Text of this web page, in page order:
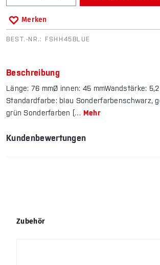
Merken
BEST.-NR.: FSHH45BLUE
Beschreibung
Länge: 76 mmØ innen: 45 mmWandstärke: 5,2
Standardfarbe: blau Sonderfarbenschwarz,
grün Sonderfarben (… Mehr
Kundenbewertungen
Produktgalerie überspringen
Zubehör